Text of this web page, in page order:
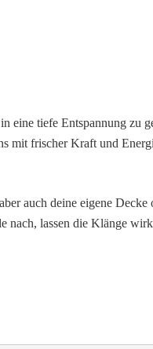
eine tiefe Entspannung zu
mit frischer Kraft und
auch deine eigene Decke
nach, lassen die Klänge